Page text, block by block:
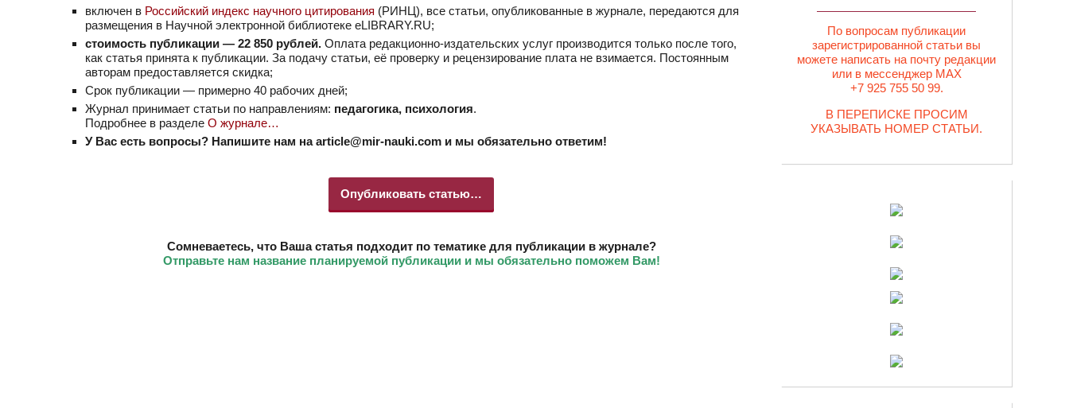
включен в Российский индекс научного цитирования (РИНЦ), все статьи, опубликованные в журнале, передаются для
размещения в Научной электронной библиотеке eLIBRARY.RU;
стоимость публикации — 22 850 рублей. Оплата редакционно-издательских услуг производится только после того,
как статья принята к публикации. За подачу статьи, её проверку и рецензирование плата не взимается. Постоянным
авторам предоставляется скидка;
Срок публикации — примерно 40 рабочих дней;
Журнал принимает статьи по направлениям: педагогика, психология.
Подробнее в разделе О журнале…
У Вас есть вопросы? Напишите нам на article@mir-nauki.com и мы обязательно ответим!
Опубликовать статью…
Сомневаетесь, что Ваша статья подходит по тематике для публикации в журнале?
Отправьте нам название планируемой публикации и мы обязательно поможем Вам!
По вопросам публикации
зарегистрированной статьи вы
можете написать на почту редакции
или в мессенджер MAX
+7 925 755 50 99.
В ПЕРЕПИСКЕ ПРОСИМ
УКАЗЫВАТЬ НОМЕР СТАТЬИ.